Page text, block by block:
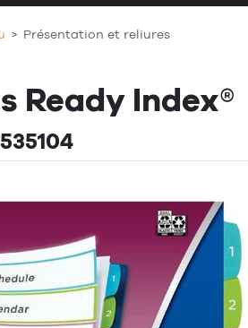
Présentation et reliures
Ready Index®
535104